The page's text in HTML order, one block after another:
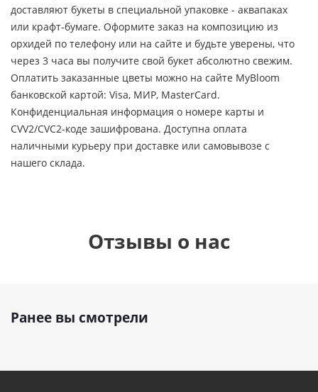
доставляют букеты в специальной упаковке - аквапаках
или крафт-бумаге. Оформите заказ на композицию из
орхидей по телефону или на сайте и будьте уверены, что
через 3 часа вы получите свой букет абсолютно свежим.
Оплатить заказанные цветы можно на сайте MyBloom
банковской картой: Visa, МИР, MasterCard.
Конфиденциальная информация о номере карты и
CVV2/CVC2-коде зашифрована. Доступна оплата
наличными курьеру при доставке или самовывозе с
нашего склада.
Отзывы о нас
Ранее вы смотрели